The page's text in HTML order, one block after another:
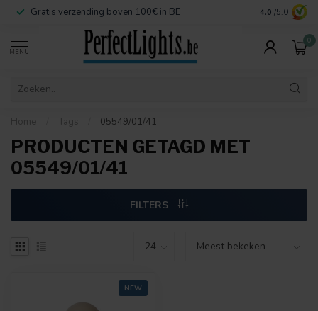
Gratis verzending boven 100€ in BE Veilige
4.0 /5.0
MENU
0
Home Tags 05549/01/41
PRODUCTEN GETAGD MET
05549/01/41
FILTERS
NEW